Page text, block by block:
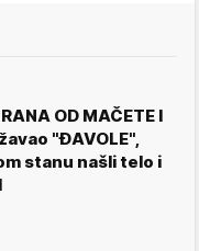
OD MAČETE I
"ĐAVOLE",
stanu našli telo i